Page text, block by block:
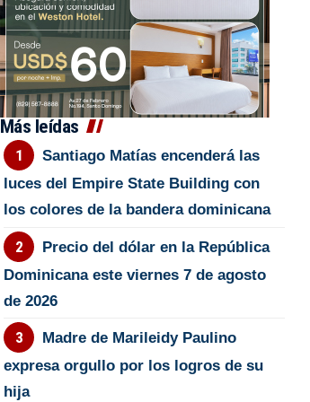
Más leídas
Santiago Matías encenderá las
luces del Empire State Building con
los colores de la bandera dominicana
Precio del dólar en la República
Dominicana este viernes 7 de agosto
de 2026
Madre de Marileidy Paulino
expresa orgullo por los logros de su
hija